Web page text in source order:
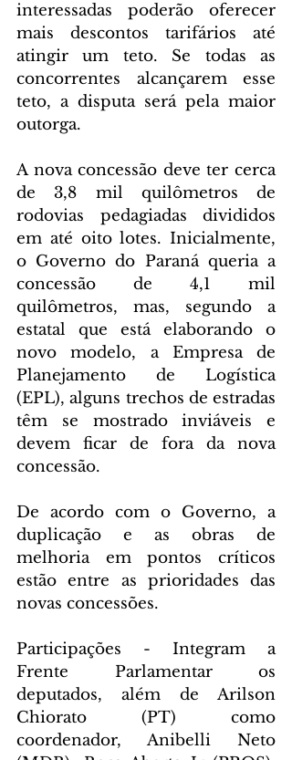
interessadas poderão oferecer
mais descontos tarifários até
atingir um teto. Se todas as
concorrentes alcançarem esse
teto, a disputa será pela maior
outorga.
A nova concessão deve ter cerca
de 3,8 mil quilômetros de
rodovias pedagiadas divididos
em até oito lotes. Inicialmente,
o Governo do Paraná queria a
concessão de 4,1 mil
quilômetros, mas, segundo a
estatal que está elaborando o
novo modelo, a Empresa de
Planejamento de Logística
(EPL), alguns trechos de estradas
têm se mostrado inviáveis e
devem ficar de fora da nova
concessão.
De acordo com o Governo, a
duplicação e as obras de
melhoria em pontos críticos
estão entre as prioridades das
novas concessões.
Participações - Integram a
Frente Parlamentar os
deputados, além de Arilson
Chiorato (PT) como
coordenador, Anibelli Neto